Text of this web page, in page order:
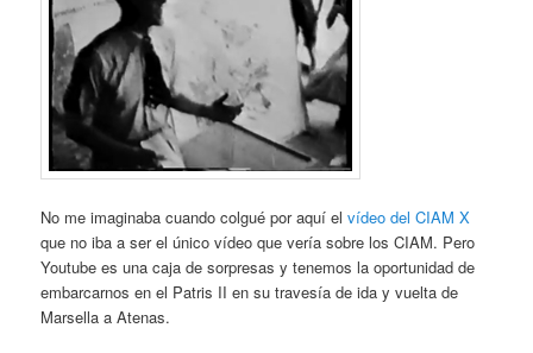
No me imaginaba cuando colgué por aquí elvídeo del CIAM X
que no iba a ser el único vídeo que vería sobre los CIAM. Pero
Youtube es una caja de sorpresas y tenemos la oportunidad de
embarcarnos en el Patris II en su travesía de ida y vuelta de
Marsella a Atenas.